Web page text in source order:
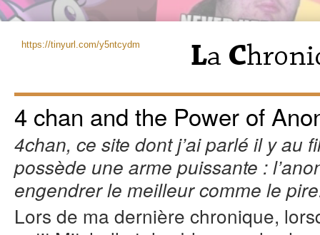
https://tinyurl.com/y5ntcydm
4 chan and the Power of
4chan, ce site dont j’ai parlé il y au
possède une arme puissante :
engendrer le meilleur comme le
Lors de ma dernière chronique,